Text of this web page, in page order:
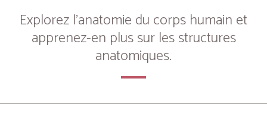
Explorez l’anatomie du corps humain et
apprenez-en plus sur les structures
anatomiques.